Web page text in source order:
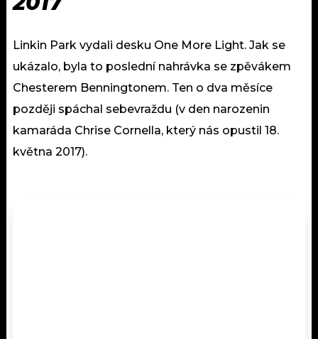
Linkin Park vydali desku One More Light. Jak se
ukázalo, byla to poslední nahrávka se zpěvákem
Chesterem Benningtonem. Ten o dva měsíce
později spáchal sebevraždu (v den narozenin
kamaráda Chrise Cornella, který nás opustil 18.
května 2017).